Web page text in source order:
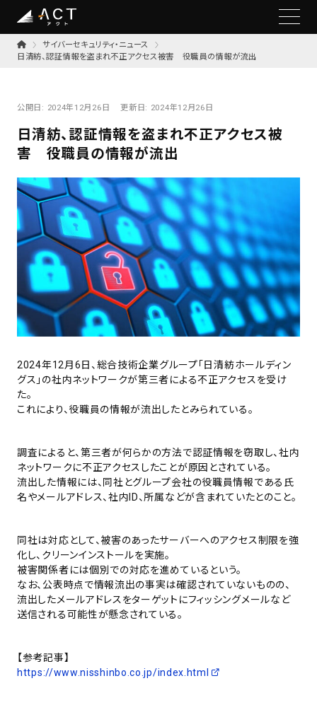
サイバーセキュリティ・ニュース
日清紡、認証情報を盗まれ不正アクセス被害 役職員の情報が流出
公開日: 2024年12月26日 更新日: 2024年12月26日
日清紡、認証情報を盗まれ不正アクセス被
害 役職員の情報が流出
2024年12月6日、総合技術企業グループ「日清紡ホールディン
グス」の社内ネットワークが第三者による不正アクセスを受け
た。
これにより、役職員の情報が流出したとみられている。
調査によると、第三者が何らかの方法で認証情報を窃取し、社内
ネットワークに不正アクセスしたことが原因とされている。
流出した情報には、同社とグループ会社の役職員情報である氏
名やメールアドレス、社内ID、所属などが含まれていたとのこと。
同社は対応として、被害のあったサーバーへのアクセス制限を強
化し、クリーンインストールを実施。
被害関係者には個別での対応を進めているという。
なお、公表時点で情報流出の事実は確認されていないものの、
流出したメールアドレスをターゲットにフィッシングメールなど
送信される可能性が懸念されている。
【参考記事】
https://www.nisshinbo.co.jp/index.html